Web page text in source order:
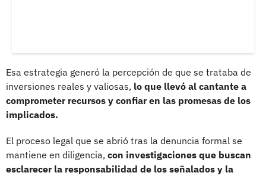
Esa estrategia generó la percepción de que se trataba de
inversiones reales y valiosas, lo que llevó al cantante a
comprometer recursos y confiar en las promesas de los
implicados.
El proceso legal que se abrió tras la denuncia formal se
mantiene en diligencia, con investigaciones que buscan
esclarecer la responsabilidad de los señalados y la